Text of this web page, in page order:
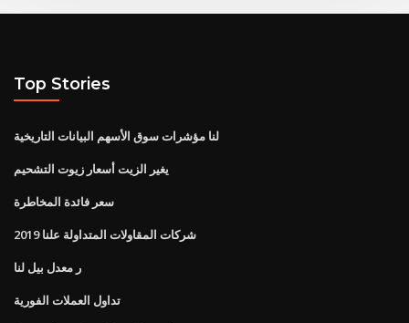
Top Stories
لنا مؤشرات سوق الأسهم البيانات التاريخية
يغير الزيت أسعار زيوت التشحيم
سعر فائدة المخاطرة
شركات المقاولات المتداولة علنا ​​2019
ر معدل بيل لنا
تداول العملات الفورية